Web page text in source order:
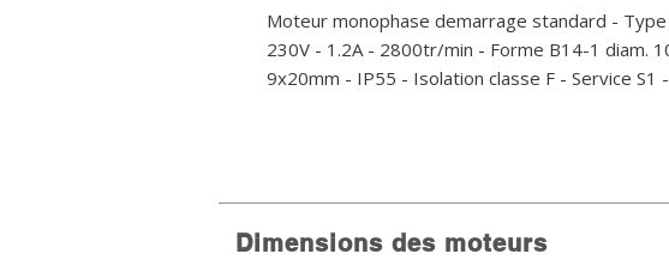
Moteur monophase demarrage standard -
230V - 1.2A - 2800tr/min - Forme B14-1 diam.
9x20mm - IP55 - Isolation classe F - Service S1
Dimensions des moteurs